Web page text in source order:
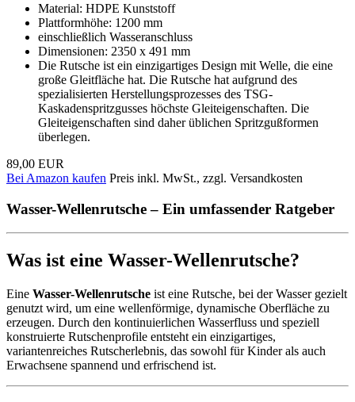
Material: HDPE Kunststoff
Plattformhöhe: 1200 mm
einschließlich Wasseranschluss
Dimensionen: 2350 x 491 mm
Die Rutsche ist ein einzigartiges Design mit Welle, die eine
große Gleitfläche hat. Die Rutsche hat aufgrund des
spezialisierten Herstellungsprozesses des TSG-
Kaskadenspritzgusses höchste Gleiteigenschaften. Die
Gleiteigenschaften sind daher üblichen Spritzgußformen
überlegen.
89,00 EUR
Bei Amazon kaufen Preis inkl. MwSt., zzgl. Versandkosten
Wasser-Wellenrutsche – Ein umfassender Ratgeber
Was ist eine Wasser-Wellenrutsche?
Eine Wasser-Wellenrutsche ist eine Rutsche, bei der Wasser gezielt
genutzt wird, um eine wellenförmige, dynamische Oberfläche zu
erzeugen. Durch den kontinuierlichen Wasserfluss und speziell
konstruierte Rutschenprofile entsteht ein einzigartiges,
variantenreiches Rutscherlebnis, das sowohl für Kinder als auch
Erwachsene spannend und erfrischend ist.